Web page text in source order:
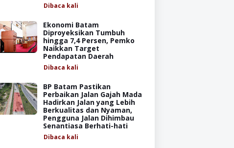
Dibaca kali
Ekonomi Batam
Diproyeksikan Tumbuh
hingga 7,4 Persen, Pemko
Naikkan Target
Pendapatan Daerah
Dibaca kali
BP Batam Pastikan
Perbaikan Jalan Gajah Mada
Hadirkan Jalan yang Lebih
Berkualitas dan Nyaman,
Pengguna Jalan Dihimbau
Senantiasa Berhati-hati
Dibaca kali